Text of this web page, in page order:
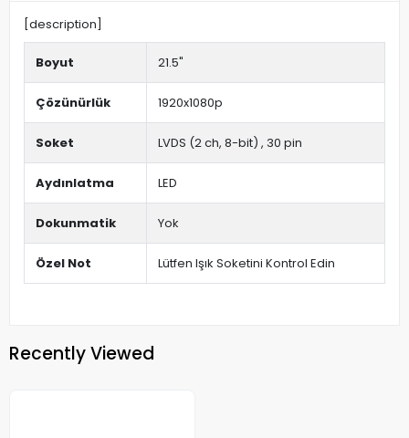
[description]
Boyut 21.5"
Çözünürlük 1920x1080p
Soket LVDS (2 ch, 8-bit) , 30 pin
Aydınlatma LED
Dokunmatik Yok
Özel Not Lütfen Işık Soketini Kontrol Edin
Recently Viewed